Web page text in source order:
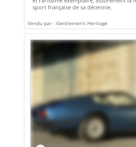
sport française de sa décennie.
Vendu par : Gentlemen's Heritage